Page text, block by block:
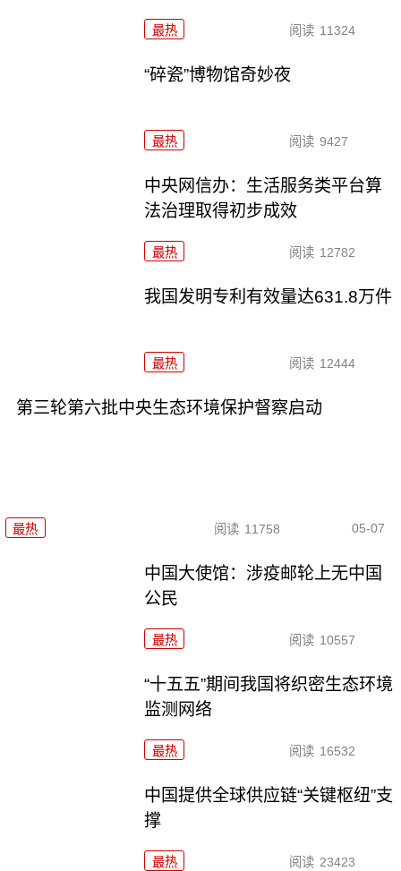
最热 阅读 11324
“碎瓷”博物馆奇妙夜
最热 阅读 9427
中央网信办：生活服务类平台算
法治理取得初步成效
最热 阅读 12782
我国发明专利有效量达631.8万件
最热 阅读 12444
第三轮第六批中央生态环境保护督察启动
最热 阅读 11758 05-07
中国大使馆：涉疫邮轮上无中国
公民
最热 阅读 10557
“十五五”期间我国将织密生态环境
监测网络
最热 阅读 16532
中国提供全球供应链“关键枢纽”支
撑
最热 阅读 23423